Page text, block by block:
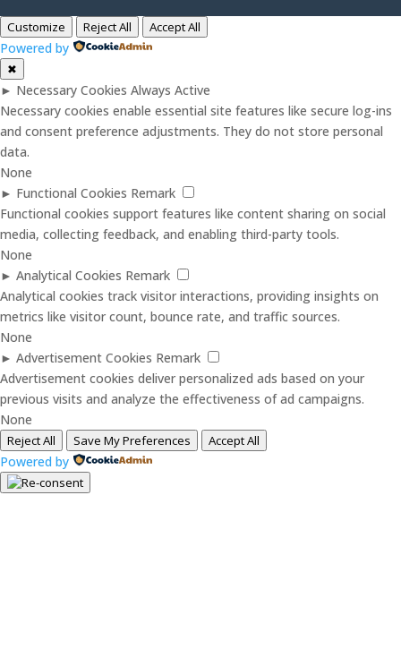
Customize Reject All Accept All
Powered by
✖
► Necessary Cookies Always Active
Necessary cookies enable essential site features like secure log-ins
and consent preference adjustments. They do not store personal
data.
None
► Functional Cookies Remark
Functional cookies support features like content sharing on social
media, collecting feedback, and enabling third-party tools.
None
► Analytical Cookies Remark
Analytical cookies track visitor interactions, providing insights on
metrics like visitor count, bounce rate, and traffic sources.
None
► Advertisement Cookies Remark
Advertisement cookies deliver personalized ads based on your
previous visits and analyze the effectiveness of ad campaigns.
None
Reject All Save My Preferences Accept All
Powered by